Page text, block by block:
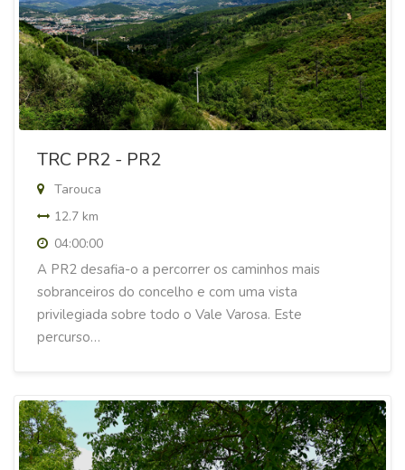
TRC PR2 - PR2
Tarouca
12.7 km
04:00:00
A PR2 desafia-o a percorrer os caminhos mais
sobranceiros do concelho e com uma vista
privilegiada sobre todo o Vale Varosa. Este
percurso…